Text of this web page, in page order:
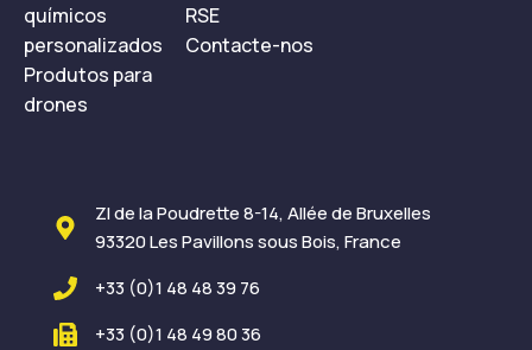
químicos
personalizados
Produtos para
drones
RSE
Contacte-nos
ZI de la Poudrette 8-14, Allée de Bruxelles
93320 Les Pavillons sous Bois, France
+33 (0)1 48 48 39 76
+33 (0)1 48 49 80 36